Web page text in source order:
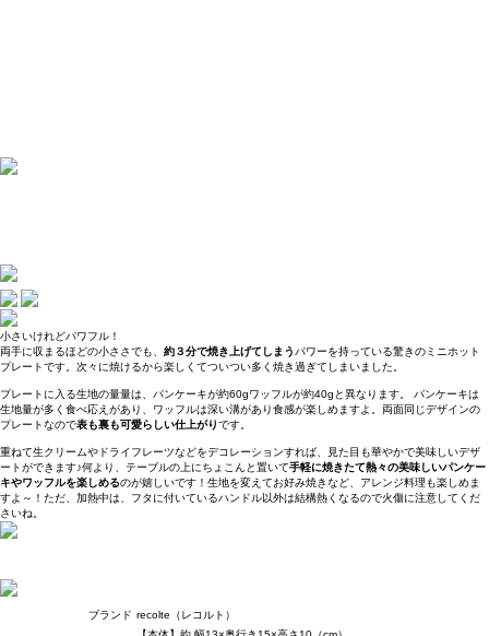
小さいけれどパワフル！
両手に収まるほどの小ささでも、 約３分で焼き上げてしまう パワーを持っている驚きのミニホット
プレートです。次々に焼けるから楽しくてついつい多く焼き過ぎてしまいました。
プレートに入る生地の量量は、パンケーキが約60gワッフルが約40gと異なります。 パンケーキは
生地量が多く食べ応えがあり、ワッフルは深い溝があり食感が楽しめますよ。両面同じデザインの
プレートなので表も裏も可愛らしい仕上がりです。
重ねて生クリームやドライフレーツなどをデコレーションすれば、見た目も華やかで美味しいデザ
ートができます♪何より、テーブルの上にちょこんと置いて手軽に焼きたて熱々の美味しいパンケー
キやワッフルを楽しめるのが嬉しいです！生地を変えてお好み焼きなど、アレンジ料理も楽しめま
すよ～！ただ、加熱中は、フタに付いているハンドル以外は結構熱くなるので火傷に注意してくだ
さいね。
ブランド recolte（レコルト）